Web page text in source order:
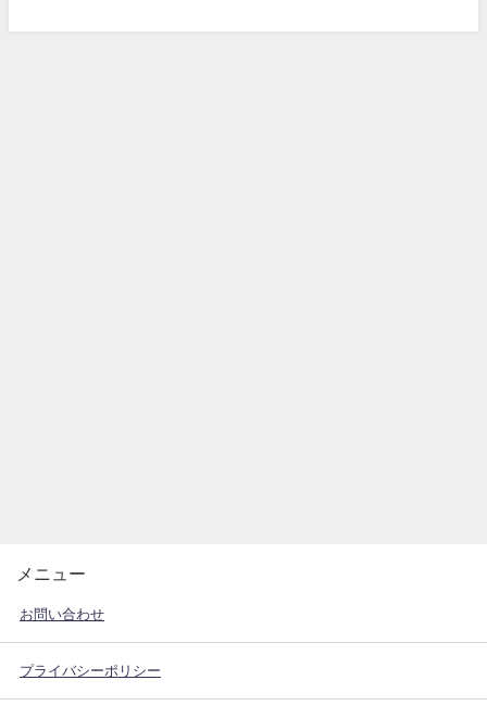
メニュー
お問い合わせ
プライバシーポリシー